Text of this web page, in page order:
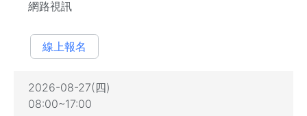
網路視訊
線上報名
2026-08-27(四)
08:00~17:00